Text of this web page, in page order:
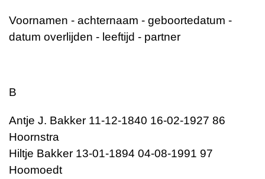
Voornamen - achternaam - geboortedatum -
datum overlijden - leeftijd - partner
B
Antje J. Bakker 11-12-1840 16-02-1927 86
Hoornstra
Hiltje Bakker 13-01-1894 04-08-1991 97
Hoomoedt